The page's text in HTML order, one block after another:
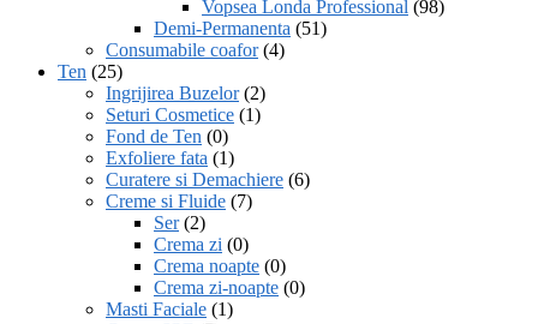
Vopsea Londa Professional (98)
Demi-Permanenta (51)
Consumabile coafor (4)
Ten (25)
Ingrijirea Buzelor (2)
Seturi Cosmetice (1)
Fond de Ten (0)
Exfoliere fata (1)
Curatere si Demachiere (6)
Creme si Fluide (7)
Ser (2)
Crema zi (0)
Crema noapte (0)
Crema zi-noapte (0)
Masti Faciale (1)